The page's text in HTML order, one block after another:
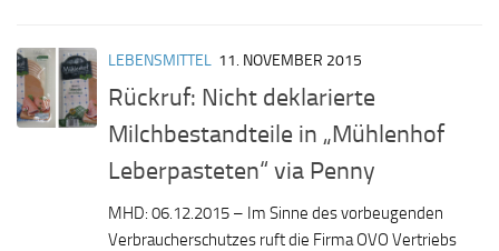
LEBENSMITTEL 11. NOVEMBER 2015
Rückruf: Nicht deklarierte
Milchbestandteile in „Mühlenhof
Leberpasteten“ via Penny
MHD: 06.12.2015 – Im Sinne des vorbeugenden
Verbraucherschutzes ruft die Firma OVO Vertriebs